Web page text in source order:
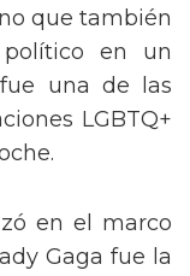
que también
en un
una de las
LGBTQ+
en el marco
Gaga fue la